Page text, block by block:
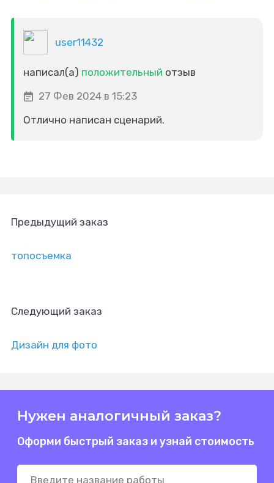
user11432
написал(а) положительный отзыв
27 Фев 2024 в 15:23
Отлично написан сценарий.
Предыдущий заказ
топосъемка
Следующий заказ
Дизайн для фото
Нужен аналогичный заказ?
Оформи быстрый заказ и узнай стоимость